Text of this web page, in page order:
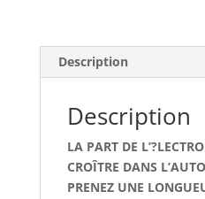
Description
Description
LA PART DE
CROÎTRE DANS
PRENEZ UNE